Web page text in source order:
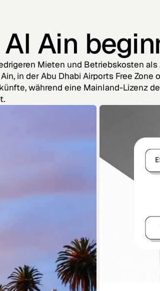
Ain
Mieten und Betriebskosten
in der Abu Dhabi Airports Free
während eine Mainland-Lizenz